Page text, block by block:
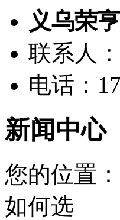
义乌荣
联系人
电话：
新闻中心
您的位置：
如何选